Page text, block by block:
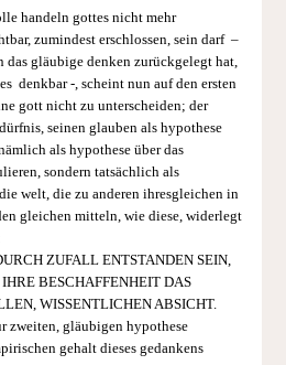
handeln gottes nicht mehr
zumindest erschlossen, sein darf –
das gläubige denken zurückgelegt hat,
denkbar -, scheint nun auf den ersten
gott nicht zu unterscheiden; der
seinen glauben als hypothese
als hypothese über das
sondern tatsächlich als
welt, die zu anderen ihresgleichen in
gleichen mitteln, wie diese, widerlegt
ZUFALL ENTSTANDEN SEIN,
BESCHAFFENHEIT DAS
WISSENTLICHEN ABSICHT.
zweiten, gläubigen hypothese
gehalt dieses gedankens